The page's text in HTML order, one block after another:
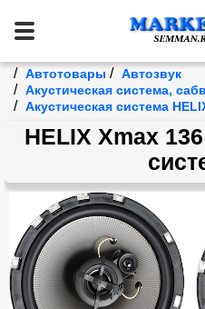
/ Автотовары / Автозвук
/ Акустическая система,
/ Акустическая система
HELIX Xmax